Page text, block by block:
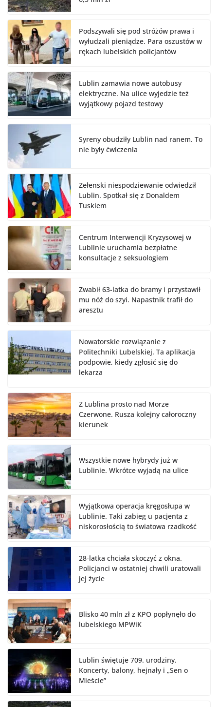
Podszywali się pod stróżów prawa i
wyłudzali pieniądze. Para oszustów w
rękach lubelskich policjantów
Lublin zamawia nowe autobusy
elektryczne. Na ulice wyjedzie też
wyjątkowy pojazd testowy
Syreny obudziły Lublin nad ranem. To
nie były ćwiczenia
Zełenski niespodziewanie odwiedził
Lublin. Spotkał się z Donaldem
Tuskiem
Centrum Interwencji Kryzysowej w
Lublinie uruchamia bezpłatne
konsultacje z seksuologiem
Zwabił 63-latka do bramy i przystawił
mu nóż do szyi. Napastnik trafił do
aresztu
Nowatorskie rozwiązanie z
Politechniki Lubelskiej. Ta aplikacja
podpowie, kiedy zgłosić się do
lekarza
Z Lublina prosto nad Morze
Czerwone. Rusza kolejny całoroczny
kierunek
Wszystkie nowe hybrydy już w
Lublinie. Wkrótce wyjadą na ulice
Wyjątkowa operacja kręgosłupa w
Lublinie. Taki zabieg u pacjenta z
niskorosłością to światowa rzadkość
28-latka chciała skoczyć z okna.
Policjanci w ostatniej chwili uratowali
jej życie
Blisko 40 mln zł z KPO popłynęło do
lubelskiego MPWiK
Lublin świętuje 709. urodziny.
Koncerty, balony, hejnały i „Sen o
Mieście”